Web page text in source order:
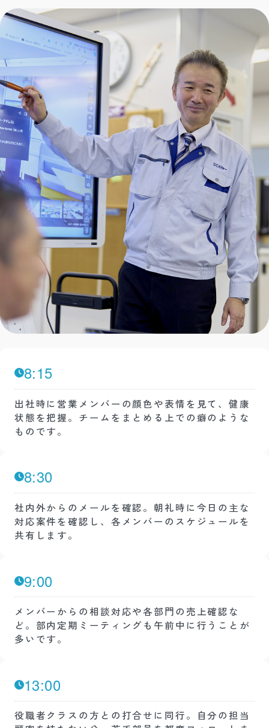
8:15
出社時に営業メンバーの顔色や表情を見て、健康
状態を把握。チームをまとめる上での癖のような
ものです。
8:30
社内外からのメールを確認。朝礼時に今日の主な
対応案件を確認し、各メンバーのスケジュールを
共有します。
9:00
メンバーからの相談対応や各部門の売上確認な
ど。部内定期ミーティングも午前中に行うことが
多いです。
13:00
役職者クラスの方との打合せに同行。自分の担当